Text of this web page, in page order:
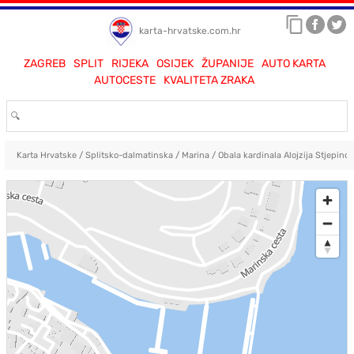
karta-hrvatske.com.hr
ZAGREB SPLIT RIJEKA OSIJEK ŽUPANIJE
AUTO KARTA
AUTOCESTE
KVALITETA ZRAKA
Karta Hrvatske/ Splitsko-dalmatinska/ Marina/ Obala kardinala Alojzija Stjepinca